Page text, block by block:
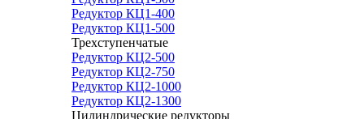
Редуктор КЦ1-400
Редуктор КЦ1-500
Трехступенчатые
Редуктор КЦ2-500
Редуктор КЦ2-750
Редуктор КЦ2-1000
Редуктор КЦ2-1300
Цилиндрические редукторы